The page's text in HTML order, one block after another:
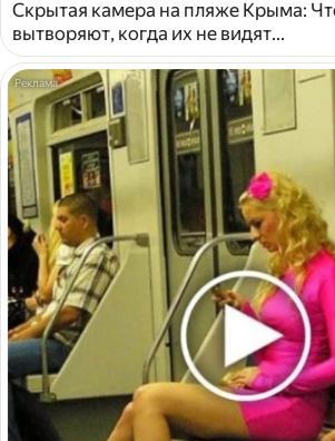
Скрытая камера на пляже Крыма:
вытворяют, когда их не видят...